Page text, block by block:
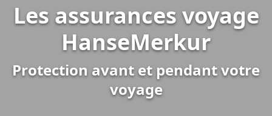
Les assurances voyage
HanseMerkur
Protection avant et pendant votre
voyage